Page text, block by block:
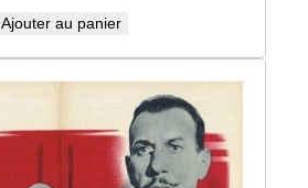
Ajouter au panier